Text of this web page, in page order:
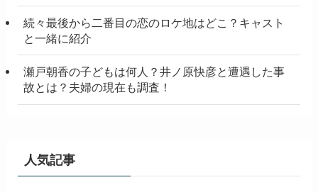
続々最後から二番目の恋のロケ地はどこ？キャスト
と一緒に紹介
瀬戸朝香の子どもは何人？井ノ原快彦と遭遇した事
故とは？夫婦の現在も調査！
人気記事